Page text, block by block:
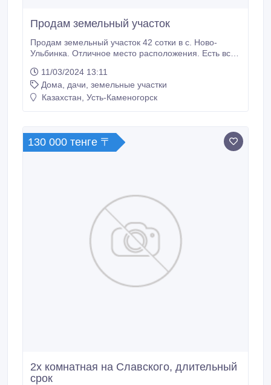
Продам земельный участок
Продам земельный участок 42 сотки в с. Ново-
Ульбинка. Отличное место расположения. Есть все
интернет, сотовая связь. Отлично подойдет под
строительство дома. Рядом находиться лесополоса
и водный объект (река Ульба, без угрозы
11/03/2024 13:11
Дома, дачи, земельные участки
Казахстан, Усть-Каменогорск
130 000 тенге 〒
2х комнатная на Славского, длительный
срок